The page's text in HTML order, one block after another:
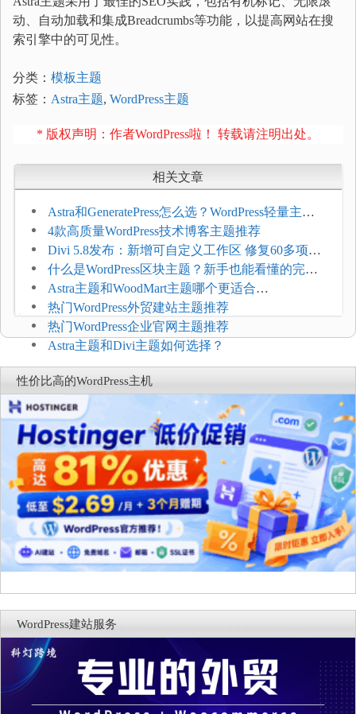
动、自动加载和集成Breadcrumbs等功能，以提高网站在搜
索引擎中的可见性。
分类： 模板主题
标签： Astra主题, WordPress主题
* 版权声明：作者WordPress啦！ 转载请注明出处。
相关文章
Astra和GeneratePress怎么选？WordPress轻量主题
选型维度
4款高质量WordPress技术博客主题推荐
Divi 5.8发布：新增可自定义工作区 修复60多项问
题
什么是WordPress区块主题？新手也能看懂的完整
介绍
Astra主题和WoodMart主题哪个更适合
WooCommerce
热门WordPress外贸建站主题推荐
热门WordPress企业官网主题推荐
Astra主题和Divi主题如何选择？
性价比高的WordPress主机
WordPress建站服务